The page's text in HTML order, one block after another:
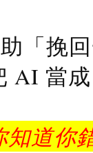
「挽
AI 當
知道你